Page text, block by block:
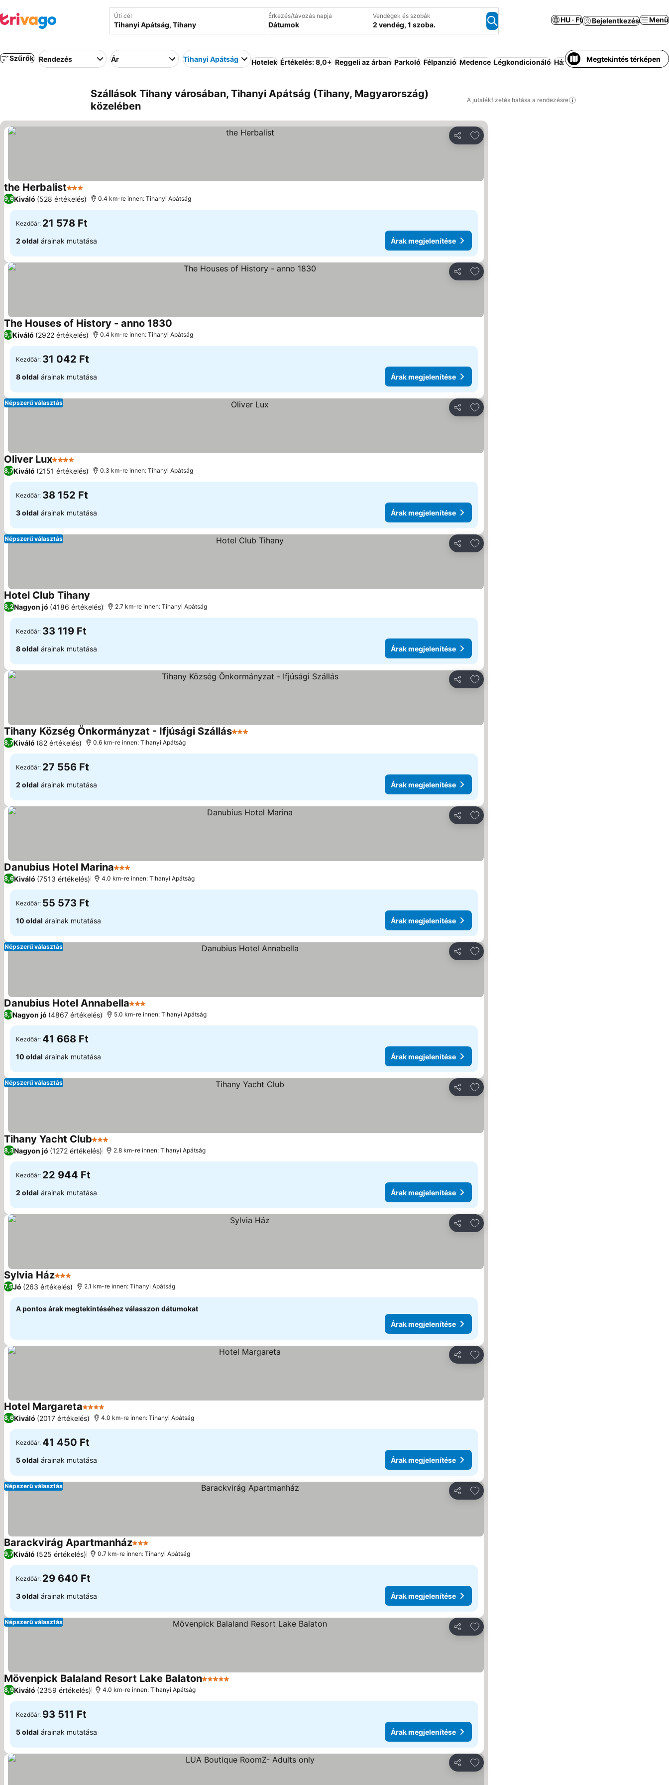
Úti cél Érkezés/távozás napja
Dátumok
Vendégek és szobák
2 vendég, 1 szoba.
HU · Ft Bejelentkezés Menü
Szűrők Rendezés Ár Tihanyi Apátság Hotelek Értékelés: 8,0+ Reggeli az árban Parkoló Félpanzió Medence Légkondicionáló Háziállat megengedett Kiadó
Megtekintés térképen
Szállások Tihany városában, Tihanyi Apátság (Tihany, Magyarország)
közelében
A jutalékfizetés hatása a rendezésre
Megosztás
Hozzáadás a kedvencekhez
the Herbalist3 Kategória
9,6Kiváló (528 értékelés) 0.4 km-re innen: Tihanyi Apátság
Kezdőár: 21 578 Ft
2 oldal árainak mutatása Árak megjelenítése
Megosztás
Hozzáadás a kedvencekhez
The Houses of History - anno 1830
9,1Kiváló (2922 értékelés) 0.4 km-re innen: Tihanyi Apátság
Kezdőár: 31 042 Ft
8 oldal árainak mutatása Árak megjelenítése
Megosztás
Hozzáadás a kedvencekhez
Népszerű választás
Oliver Lux4 Kategória
8,7Kiváló (2151 értékelés) 0.3 km-re innen: Tihanyi Apátság
Kezdőár: 38 152 Ft
3 oldal árainak mutatása Árak megjelenítése
Megosztás
Hozzáadás a kedvencekhez
Népszerű választás
Hotel Club Tihany
8,2Nagyon jó (4186 értékelés) 2.7 km-re innen: Tihanyi Apátság
Kezdőár: 33 119 Ft
8 oldal árainak mutatása Árak megjelenítése
Megosztás
Hozzáadás a kedvencekhez
Tihany Község Önkormányzat - Ifjúsági Szállás3 Kategória
8,7Kiváló (82 értékelés) 0.6 km-re innen: Tihanyi Apátság
Kezdőár: 27 556 Ft
2 oldal árainak mutatása Árak megjelenítése
Megosztás
Hozzáadás a kedvencekhez
Danubius Hotel Marina3 Kategória
8,6Kiváló (7513 értékelés) 4.0 km-re innen: Tihanyi Apátság
Kezdőár: 55 573 Ft
10 oldal árainak mutatása Árak megjelenítése
Megosztás
Hozzáadás a kedvencekhez
Népszerű választás
Danubius Hotel Annabella3 Kategória
8,1Nagyon jó (4867 értékelés) 5.0 km-re innen: Tihanyi Apátság
Kezdőár: 41 668 Ft
10 oldal árainak mutatása Árak megjelenítése
Megosztás
Hozzáadás a kedvencekhez
Népszerű választás
Tihany Yacht Club3 Kategória
8,3Nagyon jó (1272 értékelés) 2.8 km-re innen: Tihanyi Apátság
Kezdőár: 22 944 Ft
2 oldal árainak mutatása Árak megjelenítése
Megosztás
Hozzáadás a kedvencekhez
Sylvia Ház3 Kategória
7,5Jó (263 értékelés) 2.1 km-re innen: Tihanyi Apátság
A pontos árak megtekintéséhez válasszon dátumokat
Árak megjelenítése
Megosztás
Hozzáadás a kedvencekhez
Hotel Margareta4 Kategória
8,6Kiváló (2017 értékelés) 4.0 km-re innen: Tihanyi Apátság
Kezdőár: 41 450 Ft
5 oldal árainak mutatása Árak megjelenítése
Megosztás
Hozzáadás a kedvencekhez
Népszerű választás
Barackvirág Apartmanház3 Kategória
9,7Kiváló (525 értékelés) 0.7 km-re innen: Tihanyi Apátság
Kezdőár: 29 640 Ft
3 oldal árainak mutatása Árak megjelenítése
Megosztás
Hozzáadás a kedvencekhez
Népszerű választás
Mövenpick Balaland Resort Lake Balaton5 Kategória
8,9Kiváló (2359 értékelés) 4.0 km-re innen: Tihanyi Apátság
Kezdőár: 93 511 Ft
5 oldal árainak mutatása Árak megjelenítése
Megosztás
Hozzáadás a kedvencekhez